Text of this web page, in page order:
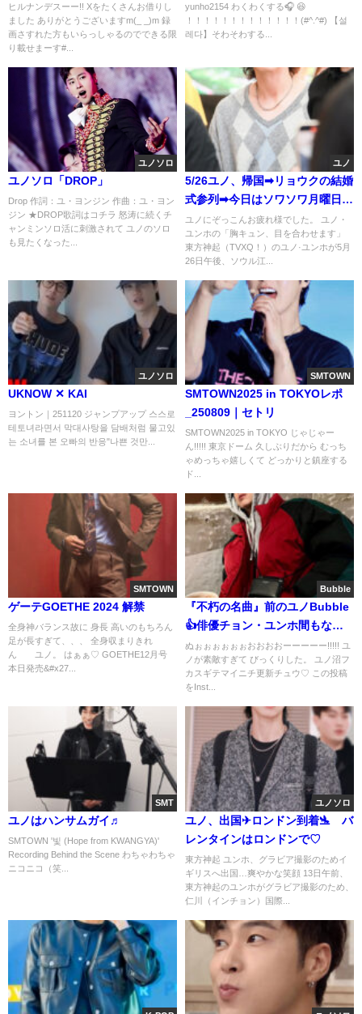
ヒルナンデスーー!! Xをたくさんお借りし
ました ありがとうございますm(_ _)m 録
画さすれた方もいらっしゃるのでできる限
り載せまーす#...
yunho2154 わくわくする🎧 😆
！！！！！！！！！！！！！(#^.^#) 【설
레다】そわそわする...
ユノソロ
ユノソロ「DROP」
Drop 作詞：ユ・ヨンジン 作曲：ユ・ヨン
ジン ★DROP歌詞はコチラ 怒涛に続くチ
ャンミンソロ活に刺激されて ユノのソロ
も見たくなった...
ユノ
5/26ユノ、帰国➡リョウクの結婚
式参列➡今日はソワソワ月曜日
『THE DANCE DAY』待ち遠し
い♡
ユノにぞっこんお疲れ様でした。 ユノ・
ユンホの「胸キュン、目を合わせます」
東方神起（TVXQ！）のユノ·ユンホが5月
26日午後、ソウル江...
ユノソロ
UKNOW ✕ KAI
ヨントン｜251120 ジャンプアップ 스스로
테토녀라면서 막대사탕을 담배처럼 물고있
는 소녀를 본 오빠의 반응"나쁜 것만...
SMTOWN
SMTOWN2025 in TOKYOレポ
_250809｜セトリ
SMTOWN2025 in TOKYO じゃじゃー
ん!!!!! 東京ドーム 久しぶりだから むっち
ゃめっちゃ嬉しくて どっかりと鎮座する
ド...
SMTOWN
ゲーテGOETHE 2024 解禁
全身神バランス故に 身長 高いのもちろん
足が長すぎて、、、 全身収まりきれ
ん ユノ。 はぁぁ♡ GOETHE12月号
本日発売&#x27...
Bubble
『不朽の名曲』前のユノBubble
👍俳優チョン・ユンホ間もなく
始動!!
ぬぉぉぉぉぉぉおおおおーーーーー!!!!! ユ
ノが素敵すぎて びっくりした。 ユノ沼フ
カスギテマイニチ更新チュウ♡ この投稿
をInst...
SMT
ユノはハンサムガイ♬
SMTOWN '빛 (Hope from KWANGYA)'
Recording Behind the Scene わちゃわちゃ
ニコニコ（笑...
ユノソロ
ユノ、出国✈ロンドン到着🛬 バ
レンタインはロンドンで♡
東方神起 ユンホ、グラビア撮影のためイ
ギリスへ出国…爽やかな笑顔 13日午前、
東方神起のユンホがグラビア撮影のため、
仁川（インチョン）国際...